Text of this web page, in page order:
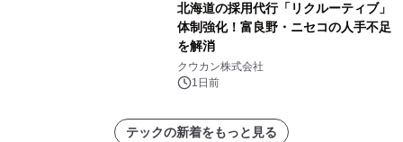
北海道の採用代行「リクルーティブ」
体制強化！富良野・ニセコの人手不足
を解消
クウカン株式会社
1日前
テックの新着をもっと見る